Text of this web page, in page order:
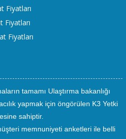
Fiyatları
Fiyatları
Fiyatları
tamamı Ulaştırma bakanlığı
yapmak için öngörülen K3 Yetki
sahiptir.
memnuniyeti anketleri ile belli